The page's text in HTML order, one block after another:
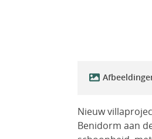
Nieuw
Benidorm aan